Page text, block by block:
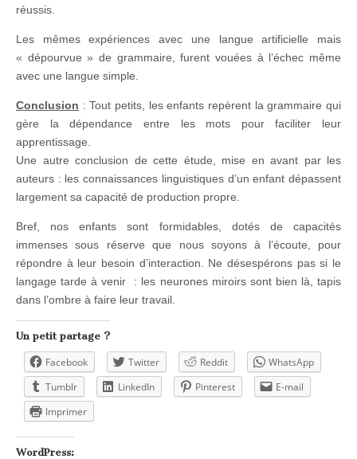
réussis.
Les mêmes expériences avec une langue artificielle mais
« dépourvue » de grammaire, furent vouées à l’échec même
avec une langue simple.
Conclusion : Tout petits, les enfants repèrent la grammaire qui
gère la dépendance entre les mots pour faciliter leur
apprentissage.
Une autre conclusion de cette étude, mise en avant par les
auteurs : les connaissances linguistiques d’un enfant dépassent
largement sa capacité de production propre.
Bref, nos enfants sont formidables, dotés de capacités
immenses sous réserve que nous soyons à l’écoute, pour
répondre à leur besoin d’interaction. Ne désespérons pas si le
langage tarde à venir : les neurones miroirs sont bien là, tapis
dans l’ombre à faire leur travail.
Un petit partage ?
Facebook Twitter Reddit
WhatsApp
Tumblr
LinkedIn Pinterest
E-mail
Imprimer
WordPress: